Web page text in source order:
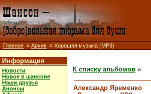
Главная » Архив » Хорошая музыка (MP3)
Информация
Новости
Новое в шансоне
Наши друзья
Анонсы
К списку альбомов »
Александр Яременко